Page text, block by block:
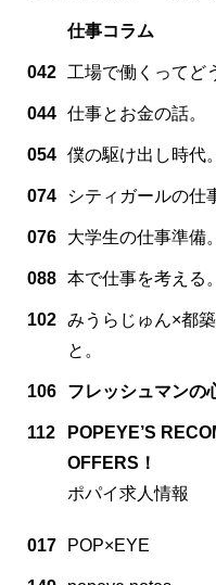
仕事コラム
042 工場で働くってど
044 仕事とお金の話。
054 僕の駆け出し時代。
074 シティガールの仕
076 大学生の仕事準備。
088 本で仕事を考える。
102 みうらじゅん×都
と。
106 フレッシュマンの
112
POPEYE’S
OFFERS！
ポパイ求人情報
017 POP×EYE